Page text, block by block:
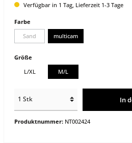
Verfügbar in 1 Tag, Lieferzeit 1-3 Tage
Farbe
Sand
multicam
Größe
L/XL
M/L
In
Produktnummer: NT002424